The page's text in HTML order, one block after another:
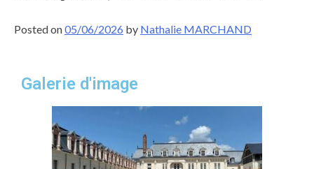
Posted on05/06/2026 by Nathalie MARCHAND
Galerie d'image